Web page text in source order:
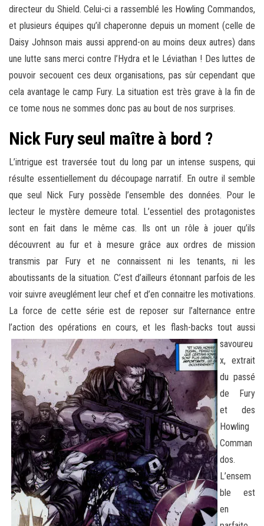
directeur du Shield. Celui-ci a rassemblé les Howling Commandos,
et plusieurs équipes qu’il chaperonne depuis un moment (celle de
Daisy Johnson mais aussi apprend-on au moins deux autres) dans
une lutte sans merci contre l’Hydra et le Léviathan ! Des luttes de
pouvoir secouent ces deux organisations, pas sûr cependant que
cela avantage le camp Fury. La situation est très grave à la fin de
ce tome nous ne sommes donc pas au bout de nos surprises.
Nick Fury seul maître à bord ?
L’intrigue est traversée tout du long par un intense suspens, qui
résulte essentiellement du découpage narratif. En outre il semble
que seul Nick Fury possède l’ensemble des données. Pour le
lecteur le mystère demeure total. L’essentiel des protagonistes
sont en fait dans le même cas. Ils ont un rôle à jouer qu’ils
découvrent au fur et à mesure grâce aux ordres de mission
transmis par Fury et ne connaissent ni les tenants, ni les
aboutissants de la situation. C’est d’ailleurs étonnant parfois de les
voir suivre aveuglément leur chef et d’en connaitre les motivations.
La force de cette série est de reposer sur l’alternance entre
l’action des opérations en cours, etles flash-backs tout aussi
savoureu
x, extrait
du passé
de Fury
et des
Howling
Comman
dos.
L’ensem
ble est
en